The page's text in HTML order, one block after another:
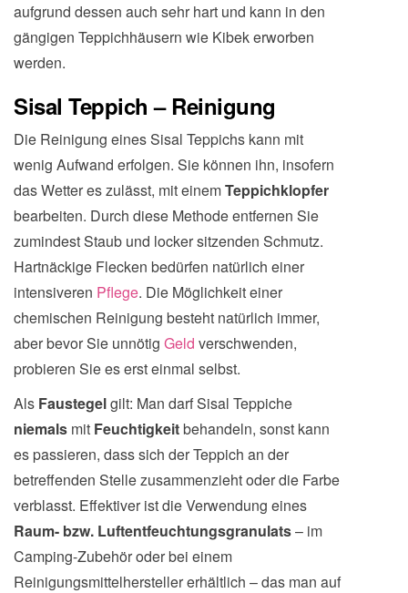
aufgrund dessen auch sehr hart und kann in den
gängigen Teppichhäusern wie Kibek erworben
werden.
Sisal Teppich – Reinigung
Die Reinigung eines Sisal Teppichs kann mit
wenig Aufwand erfolgen. Sie können ihn, insofern
das Wetter es zulässt, mit einemTeppichklopfer
bearbeiten. Durch diese Methode entfernen Sie
zumindest Staub und locker sitzenden Schmutz.
Hartnäckige Flecken bedürfen natürlich einer
intensiveren Pflege. Die Möglichkeit einer
chemischen Reinigung besteht natürlich immer,
aber bevor Sie unnötig Geld verschwenden,
probieren Sie es erst einmal selbst.
Als Faustegelgilt: Man darf Sisal Teppiche
niemals mit Feuchtigkeitbehandeln, sonst kann
es passieren, dass sich der Teppich an der
betreffenden Stelle zusammenzieht oder die Farbe
verblasst. Effektiver ist die Verwendung eines
Raum- bzw. Luftentfeuchtungsgranulats– im
Camping-Zubehör oder bei einem
Reinigungsmittelhersteller erhältlich – das man auf